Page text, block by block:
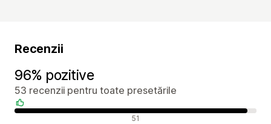
Recenzii
96% pozitive
53 recenzii pentru toate presetările
Recenzii pozitive 51